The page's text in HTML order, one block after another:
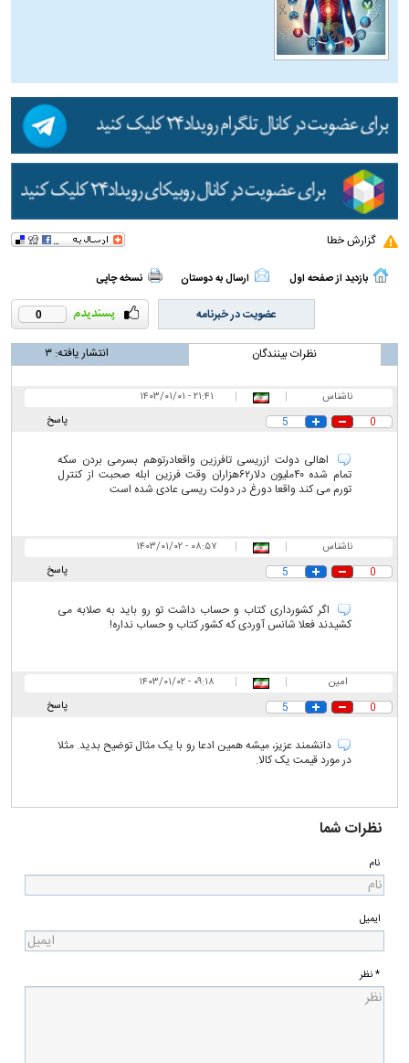
گزارش خطا
بازدید از صفحه اول ارسال به دوستان نسخه چاپی
0 عضویت در خبرنامه
نظرات بینندگان انتشار یافته:۳
ناشناس |
|
۲۱:۴۱ - ۱۴۰۳/۰۱/۰۱
پاسخ
0
5
اهالی دولت ازریسی تافرزین واقعادرتوهم بسرمی بردن سکه
تمام شده ۴۰ملیون دلار۶۲هزاران وقت فرزین ابله صحبت از کنترل
تورم می کند واقعا دورغ در دولت ریسی عادی شده است
ناشناس |
|
۰۸:۵۷ - ۱۴۰۳/۰۱/۰۲
پاسخ
0
5
اگر کشورداری کتاب و حساب داشت تو رو باید به صلابه می
کشیدند فعلا شانس آوردی که کشور کتاب و حساب نداره!
امین |
|
۰۹:۱۸ - ۱۴۰۳/۰۱/۰۲
پاسخ
0
5
دانشمند عزیز، میشه همین ادعا رو با یک مثال توضیح بدید. مثلا
در مورد قیمت یک کالا.
نظرات شما
نام
ایمیل
* نظر